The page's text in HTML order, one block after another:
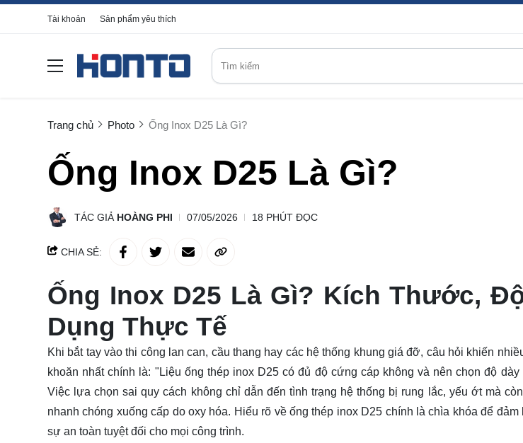
Tài khoản Sản phẩm yêu thích
Trang chủ Photo Ống Inox D25 Là Gì?
Ống Inox D25 Là Gì?
TÁC GIẢ HOÀNG PHI 07/05/2026 18 PHÚT ĐỌC
CHIA SẺ:
Ống Inox D25 Là Gì? Kích Thước,
Dụng Thực Tế
Khi bắt tay vào thi công lan can, cầu thang hay các hệ thống khung giá đỡ, câu hỏi khiến
khoăn nhất chính là: "Liệu ống thép inox D25 có đủ độ cứng cáp không và nên chọn độ
Việc lựa chọn sai quy cách không chỉ dẫn đến tình trạng hệ thống bị rung lắc, yếu ớt mà
nhanh chóng xuống cấp do oxy hóa. Hiểu rõ về ống thép inox D25 chính là chìa khóa để
sự an toàn tuyệt đối cho mọi công trình.